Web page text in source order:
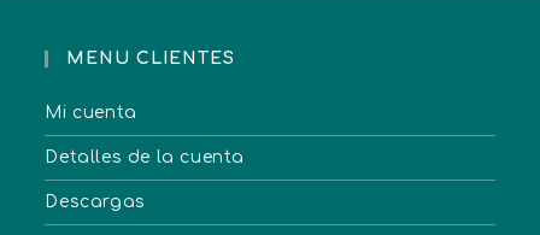
MENU CLIENTES
Mi cuenta
Detalles de la cuenta
Descargas